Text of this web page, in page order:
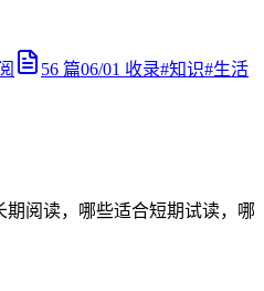
56 篇06/01 收录#知识#生活
阅读，哪些适合短期试读，哪